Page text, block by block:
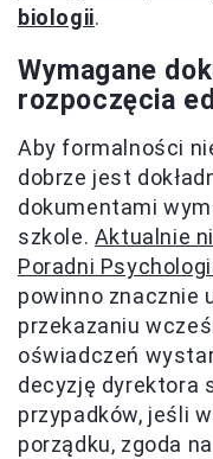
biologii.
Wymagane
rozpoczęcia
Aby formalności
dobrze jest
dokumentami
szkole. Aktualnie
Poradni
powinno znacznie
przekazaniu
oświadczeń
decyzję dyrektora
przypadków, jeśli
porządku, zgoda